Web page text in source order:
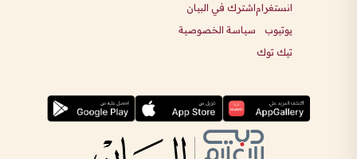
انستغرام
يوتيوب
تيك توك
اشترك في البيان
سياسة الخصوصية